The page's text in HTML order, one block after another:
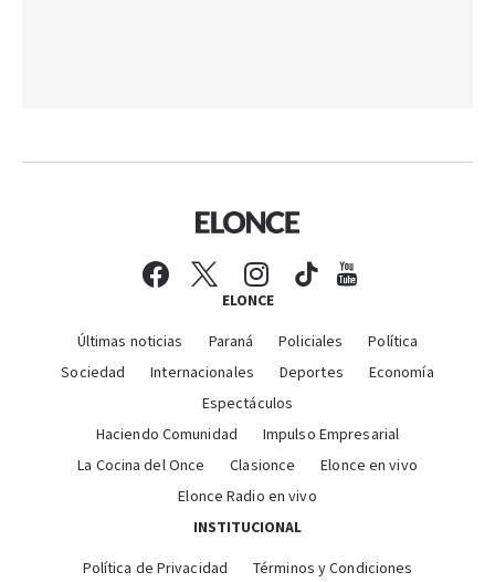
ELONCE
Últimas noticias Paraná Policiales
Política
Sociedad
Internacionales Deportes
Economía
Espectáculos
Haciendo Comunidad
Impulso Empresarial
La Cocina del Once
Clasionce
Elonce en vivo
Elonce Radio en vivo
INSTITUCIONAL
Política de Privacidad Términos y Condiciones